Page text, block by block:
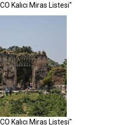
Kalıcı Miras Listesi"
Kalıcı Miras Listesi"